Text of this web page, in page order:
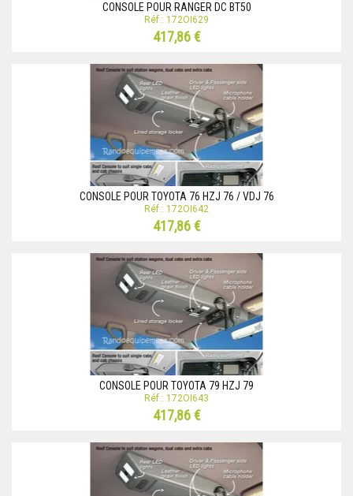
CONSOLE POUR RANGER DC BT50
Réf.: 172OI629
417,86 €
CONSOLE POUR TOYOTA 76 HZJ 76 / VDJ 76
Réf.: 172OI642
417,86 €
CONSOLE POUR TOYOTA 79 HZJ 79
Réf.: 172OI643
417,86 €